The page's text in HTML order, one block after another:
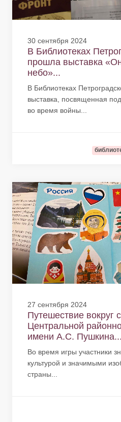
30 сентября 2024
В Библиотеках
прошла выставка
небо»...
В Библиотеках
выставка, посвященная
во время войны...
27 сентября 2024
Путешествие вокруг
Центральной
имени А.С. Пушкина...
Во время игры участники
культурой и значимыми
страны...